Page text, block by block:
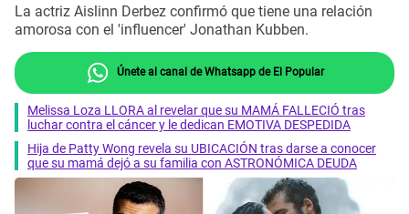
La actriz Aislinn Derbez confirmó que tiene una relación
amorosa con el 'influencer' Jonathan Kubben.
Únete al canal de Whatsapp de El Popular
Melissa Loza LLORA al revelar que su MAMÁ FALLECIÓ tras
luchar contra el cáncer y le dedican EMOTIVA DESPEDIDA
Hija de Patty Wong revela su UBICACIÓN tras darse a conocer
que su mamá dejó a su familia con ASTRONÓMICA DEUDA